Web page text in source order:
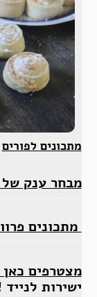
מתכונים לפורים
מבחר ענק של
מתכונים
מצטרפים
ישירות לנייד